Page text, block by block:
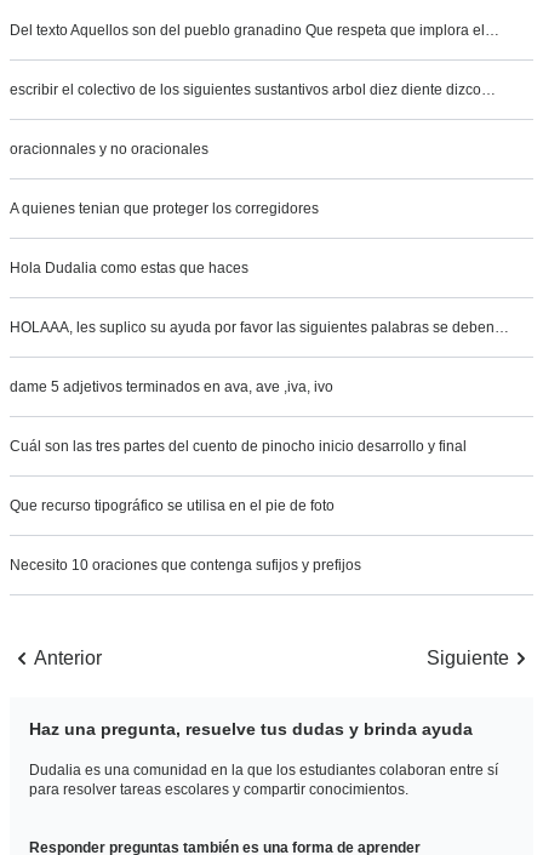
Del texto Aquellos son del pueblo granadino Que respeta que implora el…
escribir el colectivo de los siguientes sustantivos arbol diez diente dizco…
oracionnales y no oracionales
A quienes tenian que proteger los corregidores
Hola Dudalia como estas que haces
HOLAAA, les suplico su ayuda por favor las siguientes palabras se deben…
dame 5 adjetivos terminados en ava, ave ,iva, ivo
Cuál son las tres partes del cuento de pinocho inicio desarrollo y final
Que recurso tipográfico se utilisa en el pie de foto
Necesito 10 oraciones que contenga sufijos y prefijos
Anterior Siguiente
Haz una pregunta, resuelve tus dudas y brinda ayuda
Dudalia es una comunidad en la que los estudiantes colaboran entre sí
para resolver tareas escolares y compartir conocimientos.
Responder preguntas también es una forma de aprender